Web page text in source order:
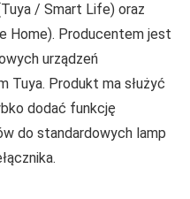
/ Smart Life) oraz
Home). Producentem jest
urządzeń
Tuya. Produkt ma służyć
dodać funkcję
do standardowych lamp